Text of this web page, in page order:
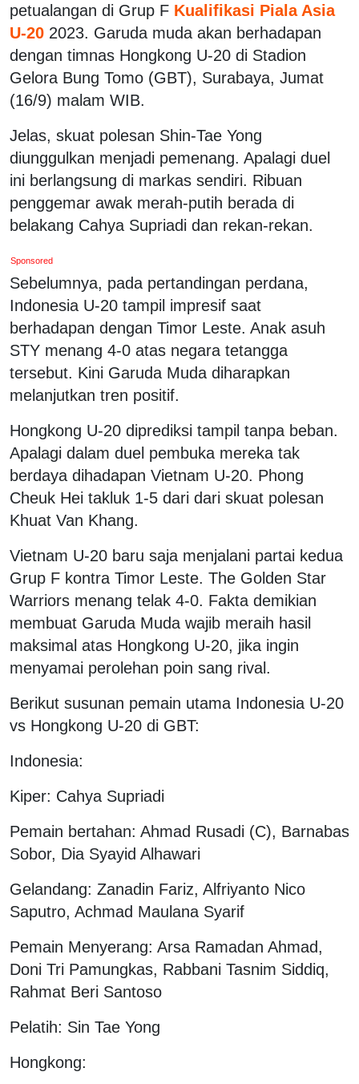
petualangan di Grup F Kualifikasi Piala Asia
U-20 2023. Garuda muda akan berhadapan
dengan timnas Hongkong U-20 di Stadion
Gelora Bung Tomo (GBT), Surabaya, Jumat
(16/9) malam WIB.
Jelas, skuat polesan Shin-Tae Yong
diunggulkan menjadi pemenang. Apalagi duel
ini berlangsung di markas sendiri. Ribuan
penggemar awak merah-putih berada di
belakang Cahya Supriadi dan rekan-rekan.
Sponsored
Sebelumnya, pada pertandingan perdana,
Indonesia U-20 tampil impresif saat
berhadapan dengan Timor Leste. Anak asuh
STY menang 4-0 atas negara tetangga
tersebut. Kini Garuda Muda diharapkan
melanjutkan tren positif.
Hongkong U-20 diprediksi tampil tanpa beban.
Apalagi dalam duel pembuka mereka tak
berdaya dihadapan Vietnam U-20. Phong
Cheuk Hei takluk 1-5 dari dari skuat polesan
Khuat Van Khang.
Vietnam U-20 baru saja menjalani partai kedua
Grup F kontra Timor Leste. The Golden Star
Warriors menang telak 4-0. Fakta demikian
membuat Garuda Muda wajib meraih hasil
maksimal atas Hongkong U-20, jika ingin
menyamai perolehan poin sang rival.
Berikut susunan pemain utama Indonesia U-20
vs Hongkong U-20 di GBT:
Indonesia:
Kiper: Cahya Supriadi
Pemain bertahan: Ahmad Rusadi (C), Barnabas
Sobor, Dia Syayid Alhawari
Gelandang: Zanadin Fariz, Alfriyanto Nico
Saputro, Achmad Maulana Syarif
Pemain Menyerang: Arsa Ramadan Ahmad,
Doni Tri Pamungkas, Rabbani Tasnim Siddiq,
Rahmat Beri Santoso
Pelatih: Sin Tae Yong
Hongkong: